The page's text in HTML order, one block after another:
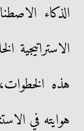
الذكاء
الاستراتيجية
هذه
هوايته في